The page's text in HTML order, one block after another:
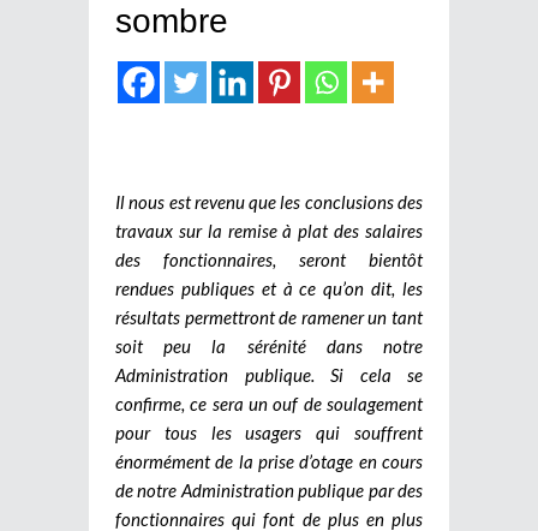
sombre
Il nous est revenu que les conclusions des
travaux sur la remise à plat des salaires
des fonctionnaires, seront bientôt
rendues publiques et à ce qu’on dit, les
résultats permettront de ramener un tant
soit peu la sérénité dans notre
Administration publique. Si cela se
confirme, ce sera un ouf de soulagement
pour tous les usagers qui souffrent
énormément de la prise d’otage en cours
de notre Administration publique par des
fonctionnaires qui font de plus en plus